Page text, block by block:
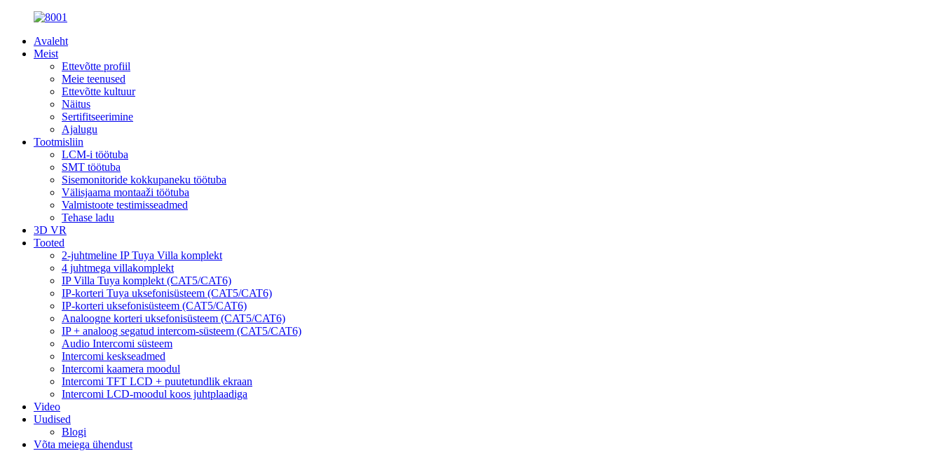
Avaleht
Meist
Ettevõtte profiil
Meie teenused
Ettevõtte kultuur
Näitus
Sertifitseerimine
Ajalugu
Tootmisliin
LCM-i töötuba
SMT töötuba
Sisemonitoride kokkupaneku töötuba
Välisjaama montaaži töötuba
Valmistoote testimisseadmed
Tehase ladu
3D VR
Tooted
2-juhtmeline IP Tuya Villa komplekt
4 juhtmega villakomplekt
IP Villa Tuya komplekt (CAT5/CAT6)
IP-korteri Tuya uksefonisüsteem (CAT5/CAT6)
IP-korteri uksefonisüsteem (CAT5/CAT6)
Analoogne korteri uksefonisüsteem (CAT5/CAT6)
IP + analoog segatud intercom-süsteem (CAT5/CAT6)
Audio Intercomi süsteem
Intercomi keskseadmed
Intercomi kaamera moodul
Intercomi TFT LCD + puutetundlik ekraan
Intercomi LCD-moodul koos juhtplaadiga
Video
Uudised
Blogi
Võta meiega ühendust